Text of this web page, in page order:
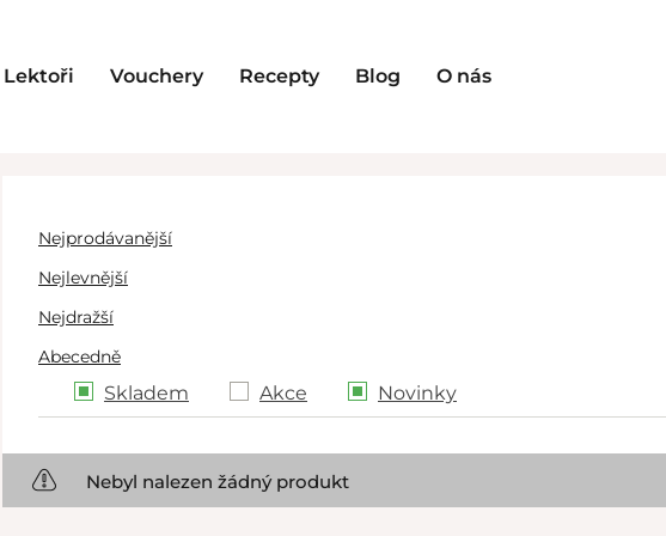
Lektoři Vouchery Recepty Blog O nás
Nejprodávanější
Nejlevnější
Nejdražší
Abecedně
Skladem Akce Novinky
Nebyl nalezen žádný produkt